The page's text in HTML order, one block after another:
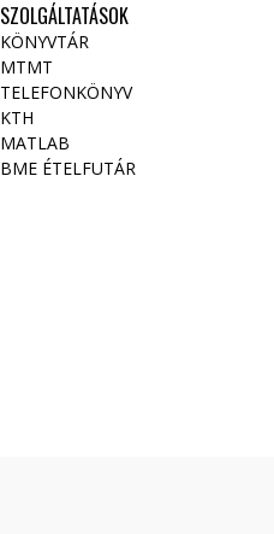
SZOLGÁLTATÁSOK
KÖNYVTÁR
MTMT
TELEFONKÖNYV
KTH
MATLAB
BME ÉTELFUTÁR